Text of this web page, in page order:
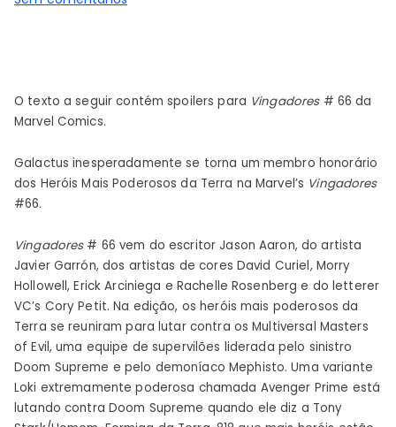
tornar
Vingador
O texto a seguir contém spoilers para Vingadores # 66 da
Marvel Comics.
Galactus inesperadamente se torna um membro honorário
dos Heróis Mais Poderosos da Terra na Marvel’s Vingadores
#66.
Vingadores # 66 vem do escritor Jason Aaron, do artista
Javier Garrón, dos artistas de cores David Curiel, Morry
Hollowell, Erick Arciniega e Rachelle Rosenberg e do letterer
VC’s Cory Petit. Na edição, os heróis mais poderosos da
Terra se reuniram para lutar contra os Multiversal Masters
of Evil, uma equipe de supervilões liderada pelo sinistro
Doom Supreme e pelo demoníaco Mephisto. Uma variante
Loki extremamente poderosa chamada Avenger Prime está
lutando contra Doom Supreme quando ele diz a Tony